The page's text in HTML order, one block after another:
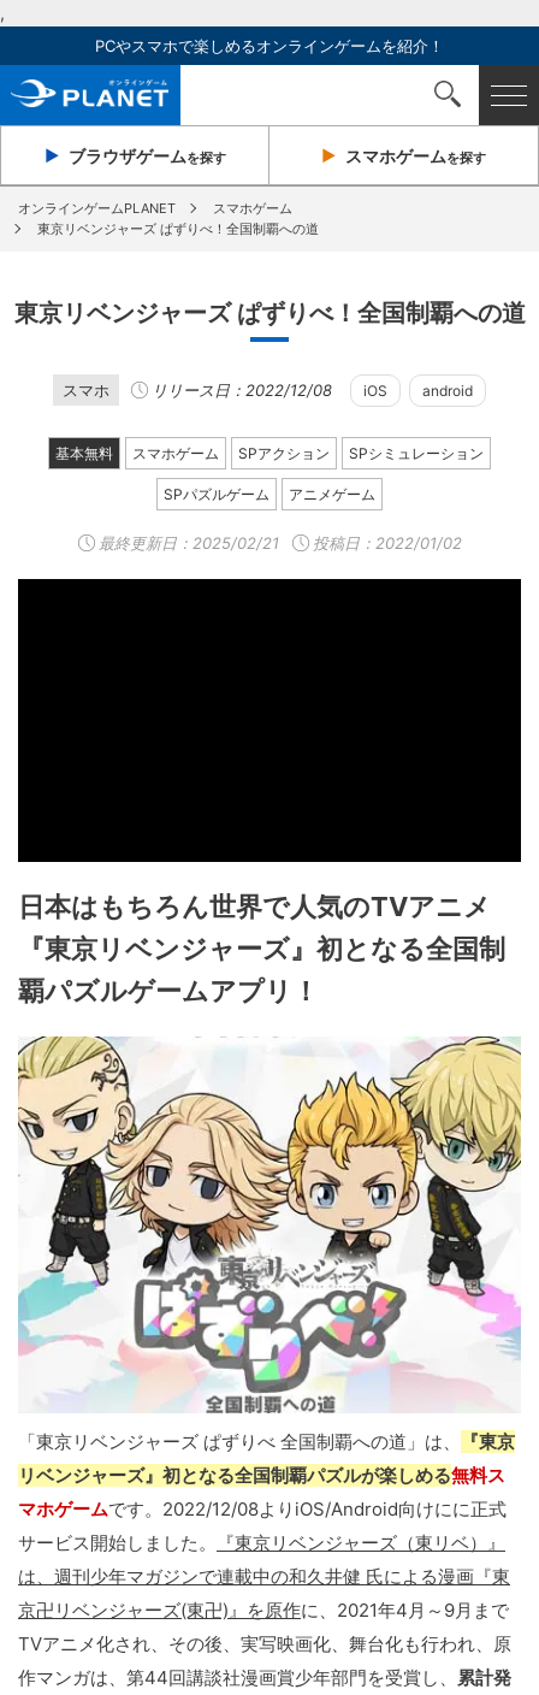
,
PCやスマホで楽しめるオンラインゲームを紹介！
ブラウザゲームを探す スマホゲームを探す
オンラインゲームPLANET
スマホゲーム
東京リベンジャーズ ぱずりべ！全国制覇への道
東京リベンジャーズ ぱずりべ！全国制覇への道
スマホ リリース日：2022/12/08 iOS android
基本無料 スマホゲーム SPアクション SPシミュレーション
SPパズルゲーム アニメゲーム
最終更新日： 2025/02/21 投稿日：2022/01/02
日本はもちろん世界で人気のTVアニメ
『東京リベンジャーズ』初となる全国制
覇パズルゲームアプリ！
「東京リベンジャーズ ぱずりべ 全国制覇への道」は、
『東京
リベンジャーズ』初となる全国制覇パズルが楽しめる無料ス
マホゲームです。2022/12/08よりiOS/Android向けにに正式
サービス開始しました。
『東京リベンジャーズ（東リベ）』
は、週刊少年マガジンで連載中の和久井健 氏による漫画『東
京卍リベンジャーズ(東卍)』を原作に、2021年4月～9月まで
TVアニメ化され、その後、実写映画化、舞台化も行われ、原
作マンガは、第44回講談社漫画賞少年部門を受賞し、 累計発